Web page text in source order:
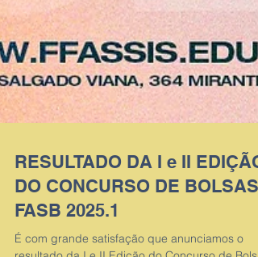
RESULTADO DA I e II EDIÇÃO
DO CONCURSO DE BOLSAS
FASB 2025.1